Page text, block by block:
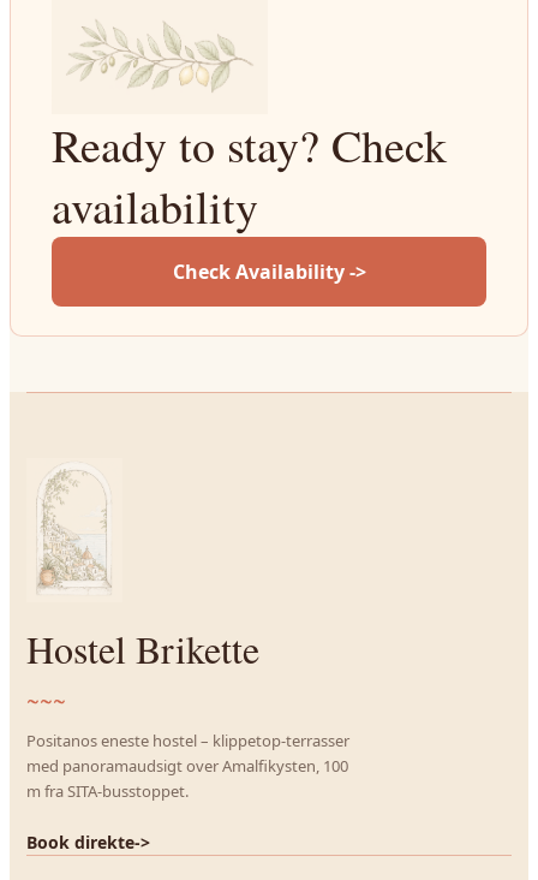
Ready to stay? Check
availability
Check Availability ->
Hostel Brikette
~~~
Positanos eneste hostel – klippetop-terrasser
med panoramaudsigt over Amalfikysten, 100
m fra SITA-busstoppet.
Book direkte->